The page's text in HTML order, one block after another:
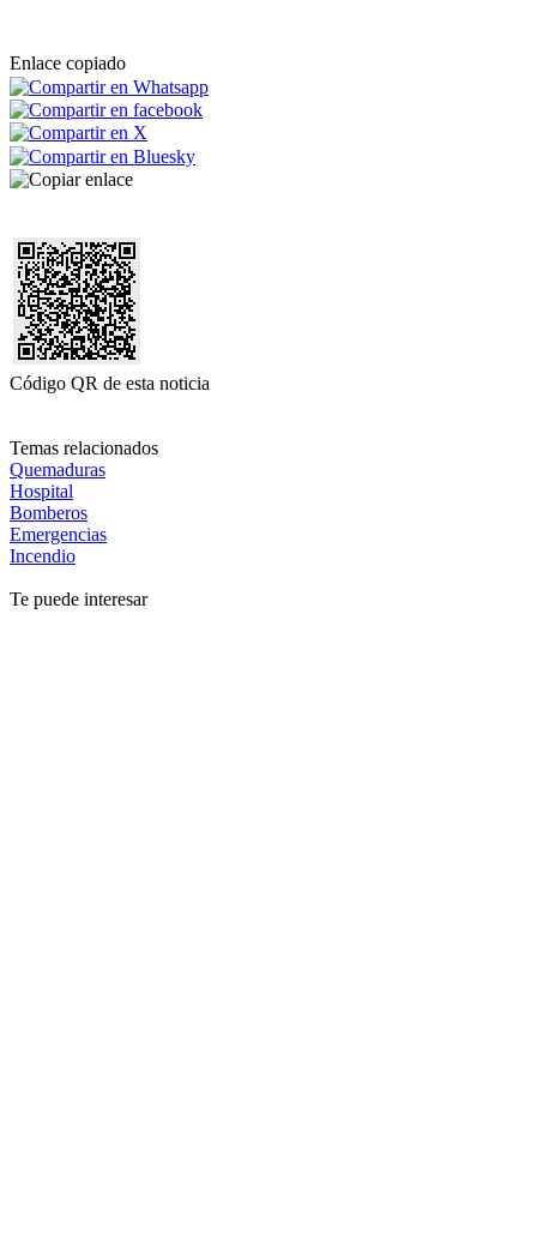
Enlace copiado
Código QR de esta noticia
Temas relacionados
Quemaduras
Hospital
Bomberos
Emergencias
Incendio
Te puede interesar